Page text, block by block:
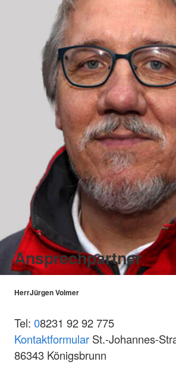
Ansprechpartner
HerrJürgen Volmer
Tel: 08231 92 92 775
Kontaktformular St.-Johannes-
86343 Königsbrunn